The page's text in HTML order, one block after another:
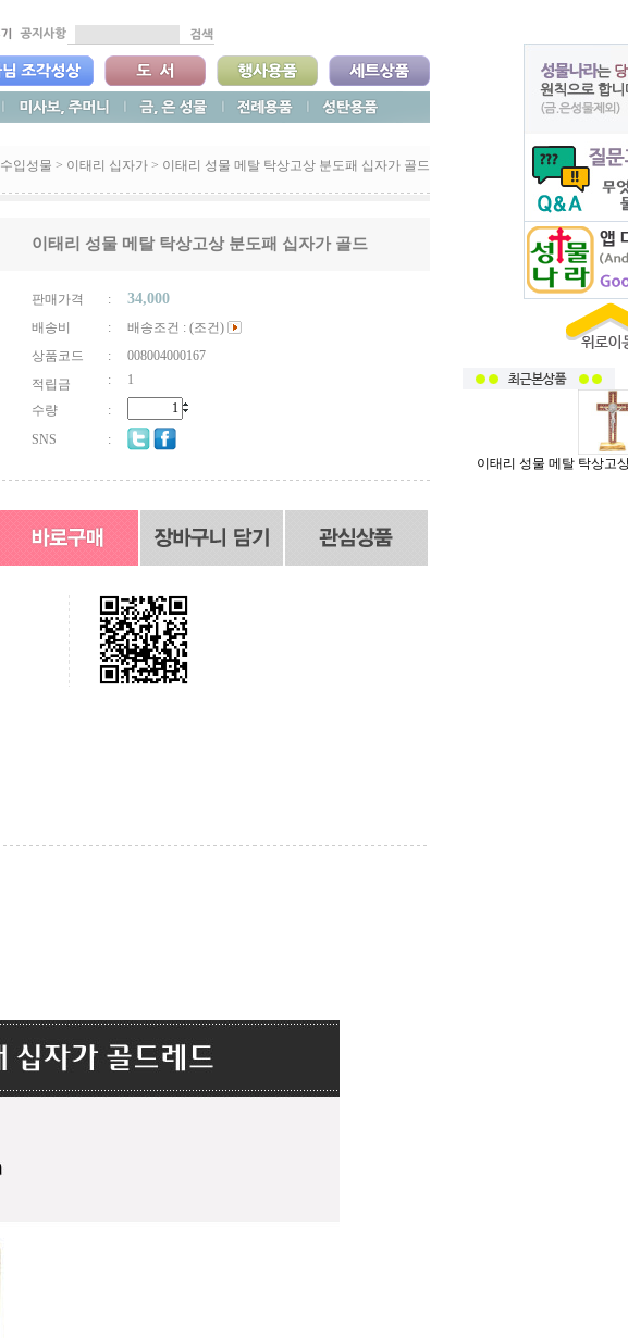
수입성물 > 이태리 십자가 > 이태리 성물 메탈 탁상고상 분도패 십자가 골드
이태리 성물 메탈 탁상고상 분도패 십자가 골드
판매가격 : 34,000
배송비 :
배송조건 : (조건)
상품코드
:
008004000167
적립금
:
1
수량
:
SNS
:
이태리 성물 메탈 탁상고